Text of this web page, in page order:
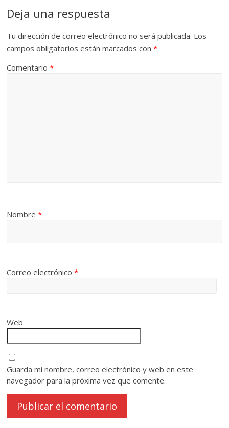
Deja una respuesta
Tu dirección de correo electrónico no será publicada. Los
campos obligatorios están marcados con*
Comentario*
Nombre*
Correo electrónico*
Web
Guarda mi nombre, correo electrónico y web en este
navegador para la próxima vez que comente.